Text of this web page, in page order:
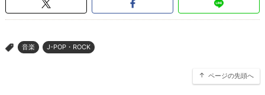
> 音楽 J-POP・ROCK
ページの先頭へ